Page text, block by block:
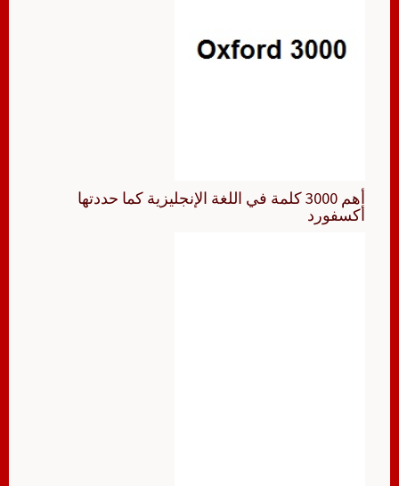
أهم 3000 كلمة في اللغة الإنجليزية كما حددتها
أكسفورد